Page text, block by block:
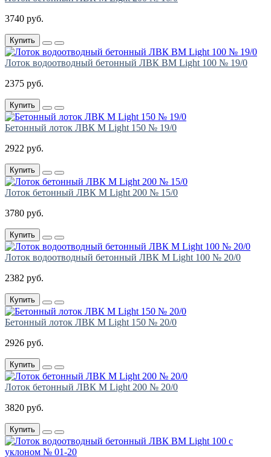
3740 руб.
Купить
Лоток водоотводный бетонный ЛВК ВМ Light 100 № 19/0
2375 руб.
Купить
Бетонный лоток ЛВК М Light 150 № 19/0
2922 руб.
Купить
Лоток бетонный ЛВК М Light 200 № 15/0
3780 руб.
Купить
Лоток водоотводный бетонный ЛВК М Light 100 № 20/0
2382 руб.
Купить
Бетонный лоток ЛВК М Light 150 № 20/0
2926 руб.
Купить
Лоток бетонный ЛВК М Light 200 № 20/0
3820 руб.
Купить